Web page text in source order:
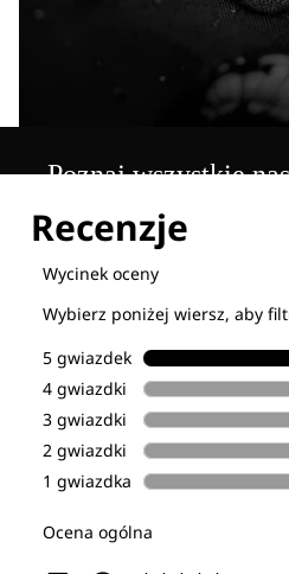
Poznaj wszystkie